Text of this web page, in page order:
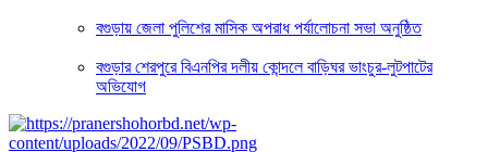
বগুড়ায় জেলা পুলিশের মাসিক অপরাধ পর্যালোচনা সভা অনুষ্ঠিত
বগুড়ার শেরপুরে বিএনপির দলীয় কোন্দলে বাড়িঘর ভাংচুর-লুটপাটের
অভিযোগ